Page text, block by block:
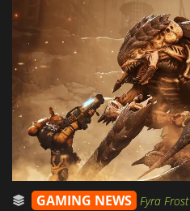
LOG IN OF REGISTREER
GAMING NEWS Fyra Frost